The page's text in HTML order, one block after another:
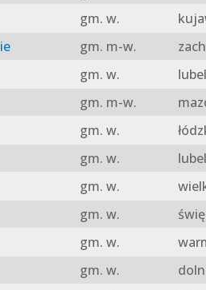
gm. w.
gm. m-w.
gm. w.
gm. m-w.
gm. w.
gm. w.
gm. w.
gm. w.
gm. w.
gm. w.